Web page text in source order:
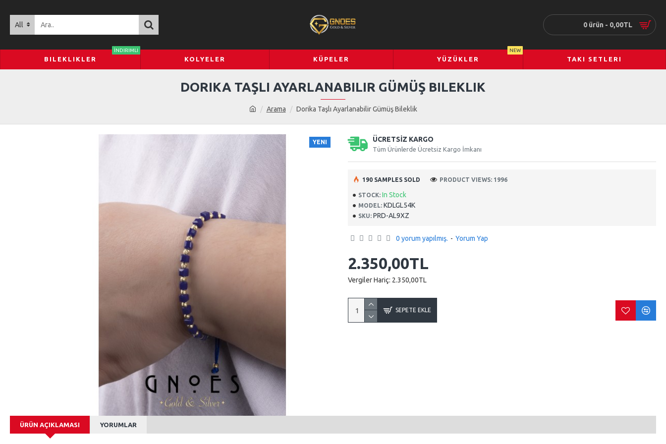
All 0 ürün - 0,00TL
BILEKLIKLER
İNDIRIMLI
KOLYELER KÜPELER YÜZÜKLER
NEW
TAKI SETLERI
Arama Dorika Taşlı Ayarlanabilir Gümüş Bileklik
DORIKA TAŞLI AYARLANABILIR GÜMÜŞ BILEKLIK
YENI ÜCRETSİZ KARGO
Tüm Ürünlerde Ücretsiz Kargo İmkanı
STOCK: In Stock
MODEL: KDLGL54K
SKU: PRD-AL9XZ
190 SAMPLES SOLD PRODUCT VIEWS: 1996
0 yorum yapılmış. - Yorum Yap
2.350,00TL
Vergiler Hariç: 2.350,00TL
SEPETE EKLE
ÜRÜN AÇIKLAMASI YORUMLAR